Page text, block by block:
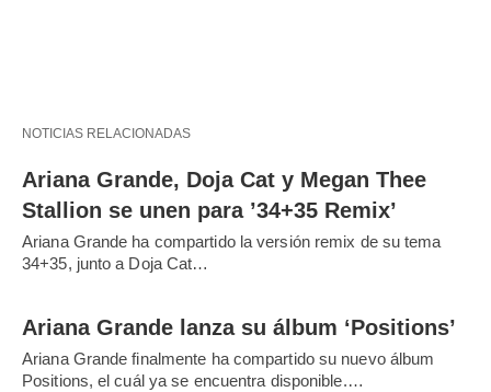
NOTICIAS RELACIONADAS
Ariana Grande, Doja Cat y Megan Thee
Stallion se unen para ’34+35 Remix’
Ariana Grande ha compartido la versión remix de su tema
34+35, junto a Doja Cat…
Ariana Grande lanza su álbum ‘Positions’
Ariana Grande finalmente ha compartido su nuevo álbum
Positions, el cuál ya se encuentra disponible.…